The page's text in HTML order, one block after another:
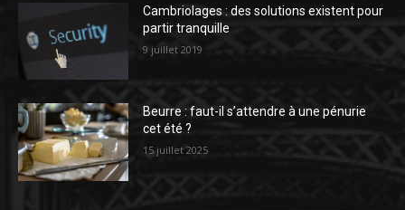
Cambriolages : des solutions existent pour
partir tranquille
9 juillet 2019
Beurre : faut-il s’attendre à une pénurie
cet été ?
15 juillet 2025